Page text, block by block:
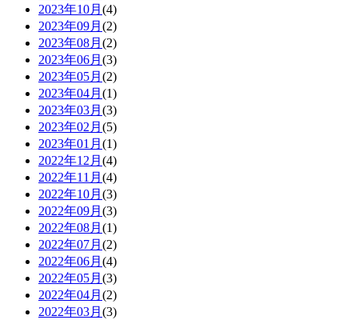
2023年10月 (4)
2023年09月 (2)
2023年08月 (2)
2023年06月 (3)
2023年05月 (2)
2023年04月 (1)
2023年03月 (3)
2023年02月 (5)
2023年01月 (1)
2022年12月 (4)
2022年11月 (4)
2022年10月 (3)
2022年09月 (3)
2022年08月 (1)
2022年07月 (2)
2022年06月 (4)
2022年05月 (3)
2022年04月 (2)
2022年03月 (3)